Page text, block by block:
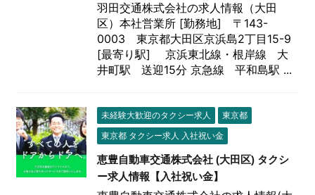
羽田交通株式会社の求人情報（大田
区）本社営業所 [勤務地] 〒143-
0003 東京都大田区京浜島2丁目15-9
[最寄り駅] 京浜東北線・根岸線 大
井町駅 送迎15分 京急線 平和島駅 ...
未経験大歓迎のタクシー求人
東京都
東京都 タクシー求人 入社祝い金
恵豊自動車交通株式会社 (大田区) タクシ
ー求人情報【入社祝い金】